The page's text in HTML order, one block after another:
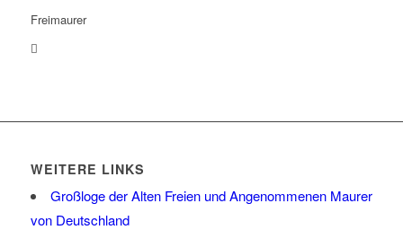
Freimaurer
WEITERE LINKS
Großloge der Alten Freien und Angenommenen Maurer
von Deutschland